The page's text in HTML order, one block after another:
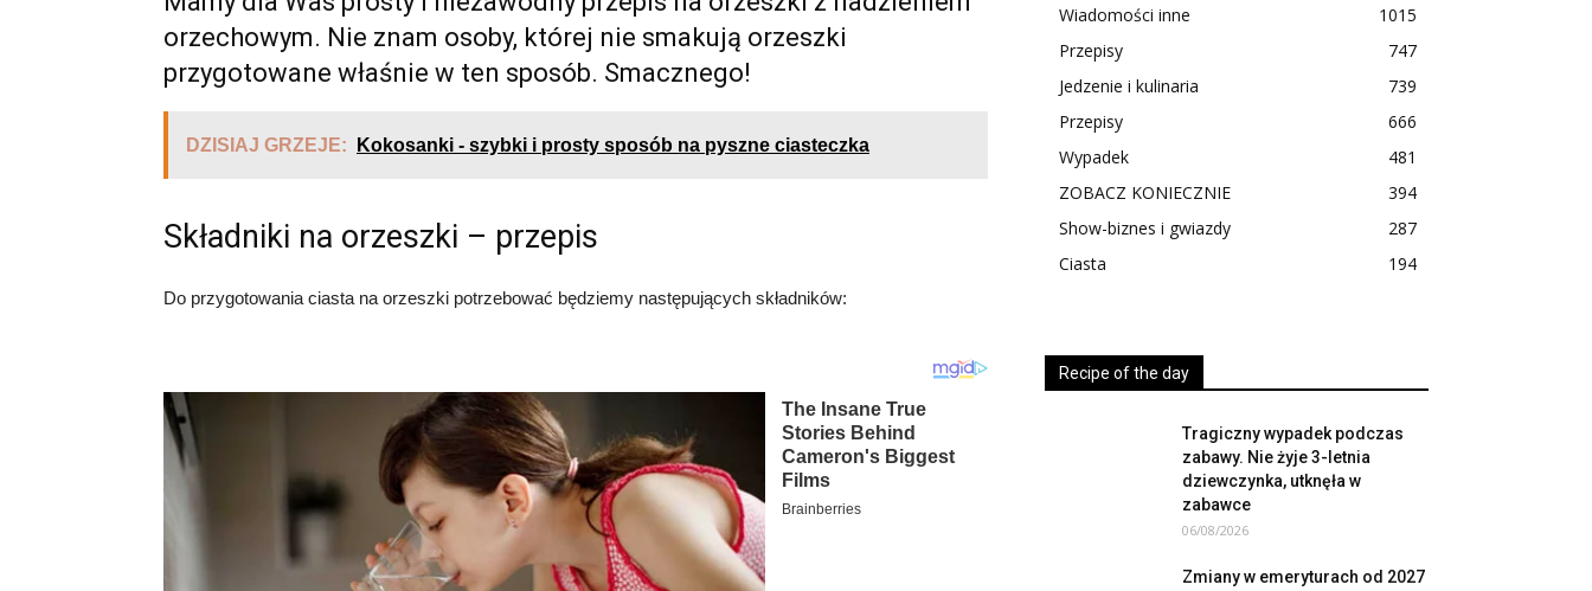
orzechowym. Nie znam osoby, której nie smakują orzeszki
przygotowane właśnie w ten sposób. Smacznego!
DZISIAJ GRZEJE: Kokosanki - szybki i prosty sposób na pyszne ciasteczka
Składniki na orzeszki – przepis
Do przygotowania ciasta na orzeszki potrzebować będziemy następujących składników:
Wiadomości inne
1015
Przepisy
747
Jedzenie i kulinaria
739
Przepisy
666
Wypadek
481
ZOBACZ KONIECZNIE
394
Show-biznes i gwiazdy
287
Ciasta
194
Recipe of the day
Tragiczny wypadek podczas
zabawy. Nie żyje 3-letnia
dziewczynka, utknęła w
zabawce
06/08/2026
Zmiany w emeryturach od 2027